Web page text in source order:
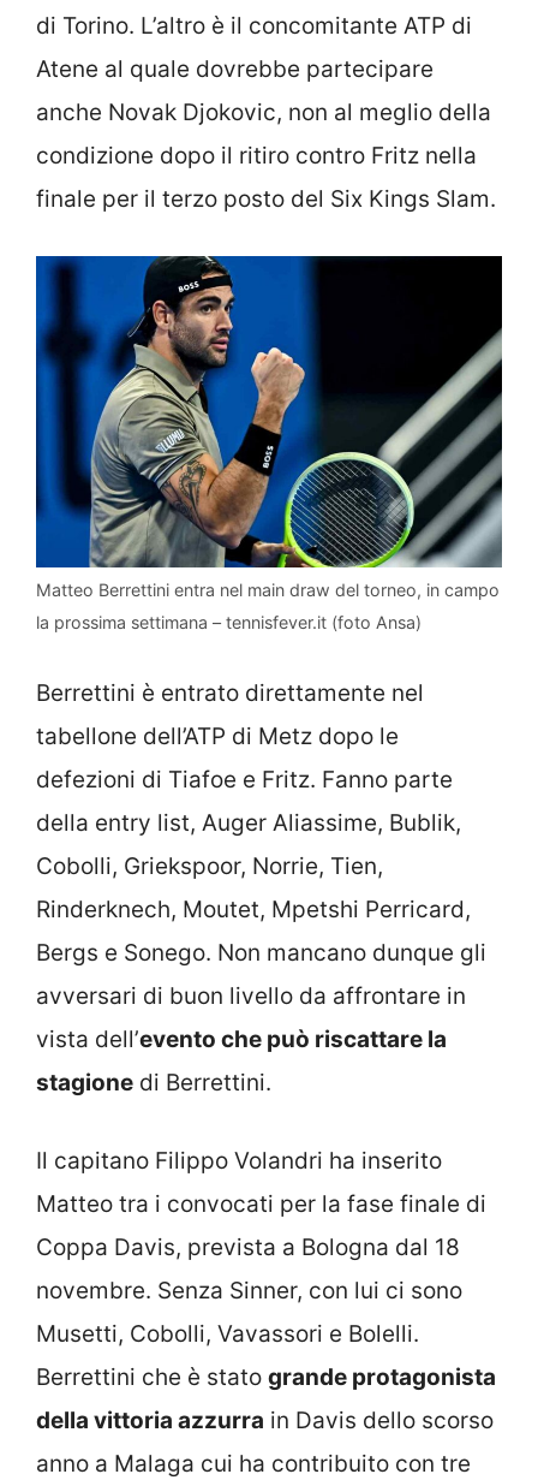
di Torino. L’altro è il concomitante ATP di
Atene al quale dovrebbe partecipare
anche Novak Djokovic, non al meglio della
condizione dopo il ritiro contro Fritz nella
finale per il terzo posto del Six Kings Slam.
Matteo Berrettini entra nel main draw del torneo, in campo
la prossima settimana – tennisfever.it (foto Ansa)
Berrettini è entrato direttamente nel
tabellone dell’ATP di Metz dopo le
defezioni di Tiafoe e Fritz. Fanno parte
della entry list, Auger Aliassime, Bublik,
Cobolli, Griekspoor, Norrie, Tien,
Rinderknech, Moutet, Mpetshi Perricard,
Bergs e Sonego. Non mancano dunque gli
avversari di buon livello da affrontare in
vista dell’evento che può riscattare la
stagione di Berrettini.
Il capitano Filippo Volandri ha inserito
Matteo tra i convocati per la fase finale di
Coppa Davis, prevista a Bologna dal 18
novembre. Senza Sinner, con lui ci sono
Musetti, Cobolli, Vavassori e Bolelli.
Berrettini che è stato grande protagonista
della vittoria azzurra in Davis dello scorso
anno a Malaga cui ha contribuito con tre